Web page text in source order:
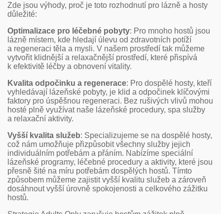
Zde jsou výhody, proč je toto rozhodnutí pro lázně a hosty
důležité:
Optimalizace pro léčebné pobyty: Pro mnoho hostů jsou
lázně místem, kde hledají úlevu od zdravotních potíží
a regeneraci těla a mysli. V našem prostředí tak můžeme
vytvořit klidnější a relaxačnější prostředí, které přispívá
k efektivitě léčby a obnovení vitality.
Kvalita odpočinku a regenerace: Pro dospělé hosty, kteří
vyhledávají lázeňské pobyty, je klid a odpočinek klíčovými
faktory pro úspěšnou regeneraci. Bez rušivých vlivů mohou
hosté plně využívat naše lázeňské procedury, spa služby
a relaxační aktivity.
Vyšší kvalita služeb: Specializujeme se na dospělé hosty,
což nám umožňuje přizpůsobit všechny služby jejich
individuálním potřebám a přáním. Nabízíme speciální
lázeňské programy, léčebné procedury a aktivity, které jsou
přesně šité na míru potřebám dospělých hostů. Tímto
způsobem můžeme zajistit vyšší kvalitu služeb a zároveň
dosáhnout vyšší úrovně spokojenosti a celkového zážitku
hostů.